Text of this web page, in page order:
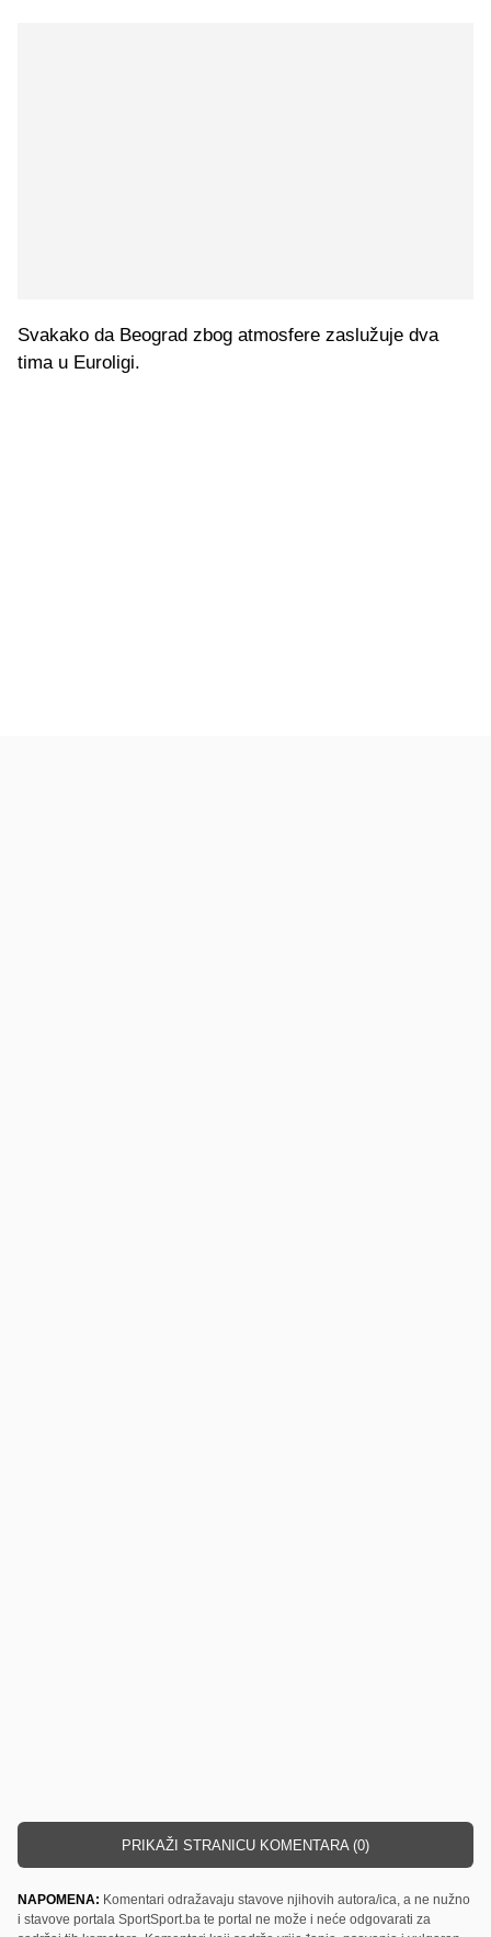
Svakako da Beograd zbog atmosfere zaslužuje dva
tima u Euroligi.
PRIKAŽI STRANICU KOMENTARA (0)
NAPOMENA: Komentari odražavaju stavove njihovih autora/ica, a ne nužno
i stavove portala SportSport.ba te portal ne može i neće odgovarati za